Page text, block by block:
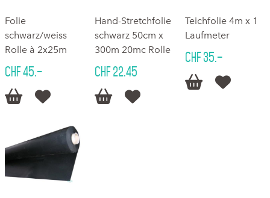
Folie
schwarz/weiss
Rolle à 2x25m
CHF 45.–
 
Hand-Stretchfolie
schwarz 50cm x
300m 20mc Rolle
CHF 22.45
 
Teichfolie 4m x 1
Laufmeter
CHF 35.–
 